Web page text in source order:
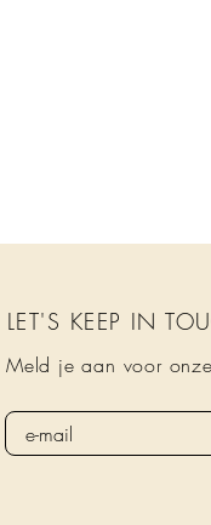
LET'S KEEP IN
Meld je aan voor